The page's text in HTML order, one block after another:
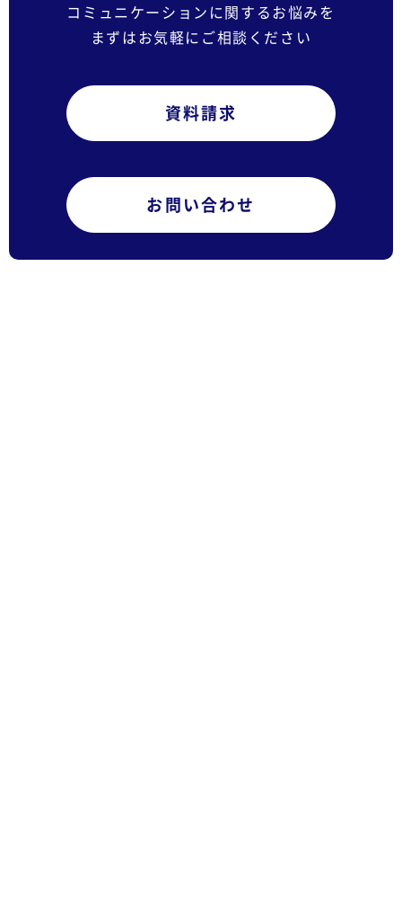
コミュニケーションに関するお悩みを
まずはお気軽にご相談ください
資料請求
お問い合わせ